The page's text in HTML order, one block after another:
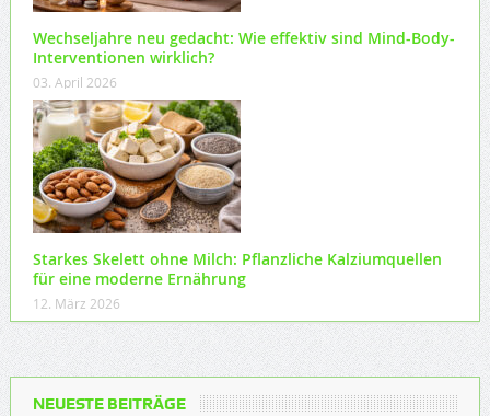
Wechseljahre neu gedacht: Wie effektiv sind Mind-Body-
Interventionen wirklich?
03. April 2026
Starkes Skelett ohne Milch: Pflanzliche Kalziumquellen
für eine moderne Ernährung
12. März 2026
NEUESTE BEITRÄGE